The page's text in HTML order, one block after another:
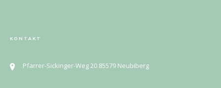
KONTAKT
Pfarrer-Sickinger-Weg 20 85579 Neubiberg